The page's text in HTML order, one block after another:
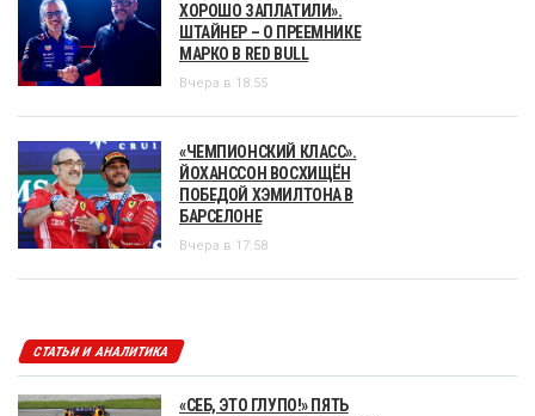
ХОРОШО ЗАПЛАТИЛИ».
ШТАЙНЕР – О ПРЕЕМНИКЕ
МАРКО В RED BULL
Вчера в 18:55
«ЧЕМПИОНСКИЙ КЛАСС».
ЙОХАНССОН ВОСХИЩЁН
ПОБЕДОЙ ХЭМИЛТОНА В
БАРСЕЛОНЕ
Вчера в 17:58
СТАТЬИ И АНАЛИТИКА
«СЕБ, ЭТО ГЛУПО!» ПЯТЬ